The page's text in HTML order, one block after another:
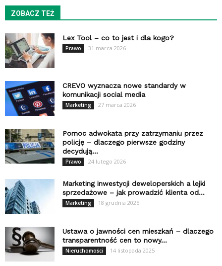
ZOBACZ TEŻ
Lex Tool – co to jest i dla kogo?
Prawo 31 marca 2026
CREVO wyznacza nowe standardy w
komunikacji social media
Marketing 27 marca 2026
Pomoc adwokata przy zatrzymaniu przez
policję – dlaczego pierwsze godziny
decydują...
Prawo 24 lutego 2026
Marketing inwestycji deweloperskich a lejki
sprzedażowe – jak prowadzić klienta od...
Marketing 18 grudnia 2025
Ustawa o jawności cen mieszkań – dlaczego
transparentność cen to nowy...
Nieruchomości 14 listopada 2025